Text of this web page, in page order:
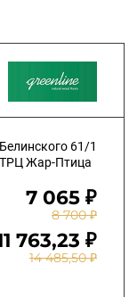
Белинского 61/1
ТРЦ Жар-Птица
7 065 ₽
8 700 ₽
763,23 ₽
14 485,50 ₽